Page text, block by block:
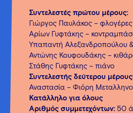
Συντελεστές πρώτου μέρους:
Γιώργος Παυλάκος – φλογέρες
Αρίων Γυφτάκης –
Υπαπαντή Αλεξανδροπούλου
Αντώνης Κουφουδάκης –
Στάθης Γυφτάκης – πιάνο
Συντελεστής δεύτερου
Αναστασία – Φιόρη
Κατάλληλο για όλους
Αριθμός συμμετεχόντων: 50